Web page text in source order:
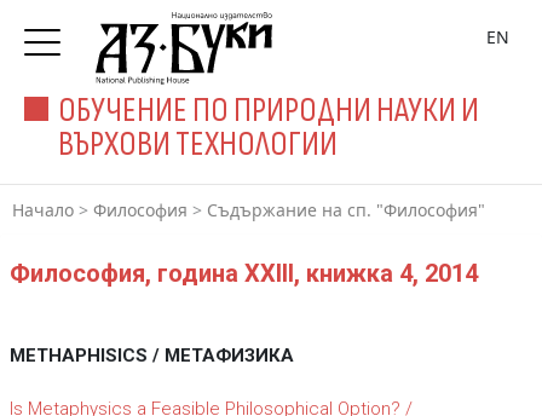
ОБУЧЕНИЕ ПО ПРИРОДНИ НАУКИ И
ВЪРХОВИ ТЕХНОЛОГИИ
EN
Начало > Философия > Съдържание на сп. "Философия"
Философия, година XXIII, книжка 4, 2014
METHAPHISICS / МЕТАФИЗИКА
Is Metaphysics a Feasible Philosophical Option? /